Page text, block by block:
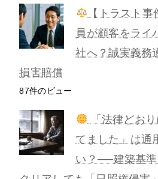
【トラスト事
員が顧客をライ
社へ？誠実義務
損害賠償
87件のビュー
「法律どお
てました」は通
い？──建築基準